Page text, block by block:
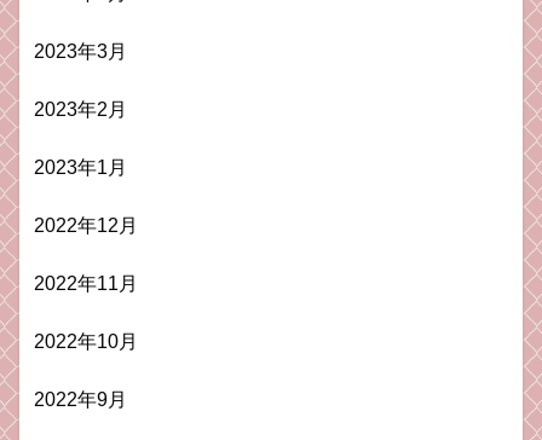
2023年3月
2023年2月
2023年1月
2022年12月
2022年11月
2022年10月
2022年9月